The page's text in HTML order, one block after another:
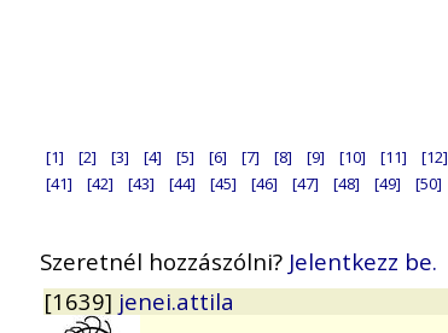
[1] [2] [3] [4] [5] [6] [7] [8] [9] [10] [11] [12]
[41]
[42] [43] [44] [45] [46] [47] [48] [49] [50]
Szeretnél hozzászólni? Jelentkezz be.
[1639] jenei.attila